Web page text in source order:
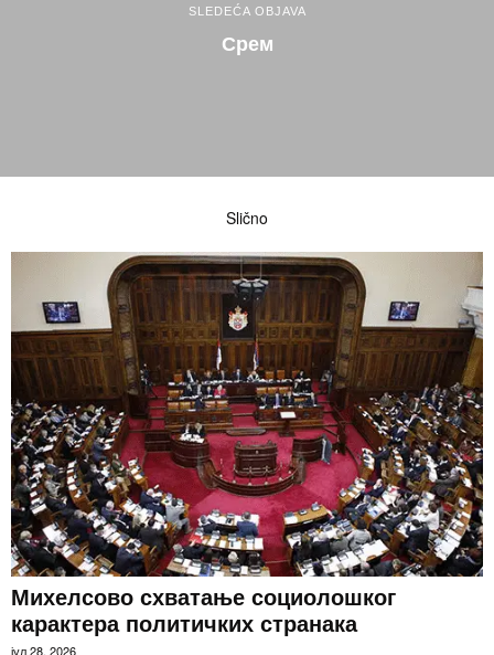
SLEDEĆA OBJAVA
Срем
Slično
Михелсово схватање социолошког
карактера политичких странака
јул 28, 2026